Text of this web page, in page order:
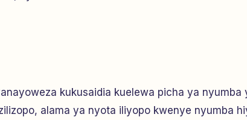
kukusaidia kuelewa picha ya nyumba
alama ya nyota iliyopo kwenye nyumba